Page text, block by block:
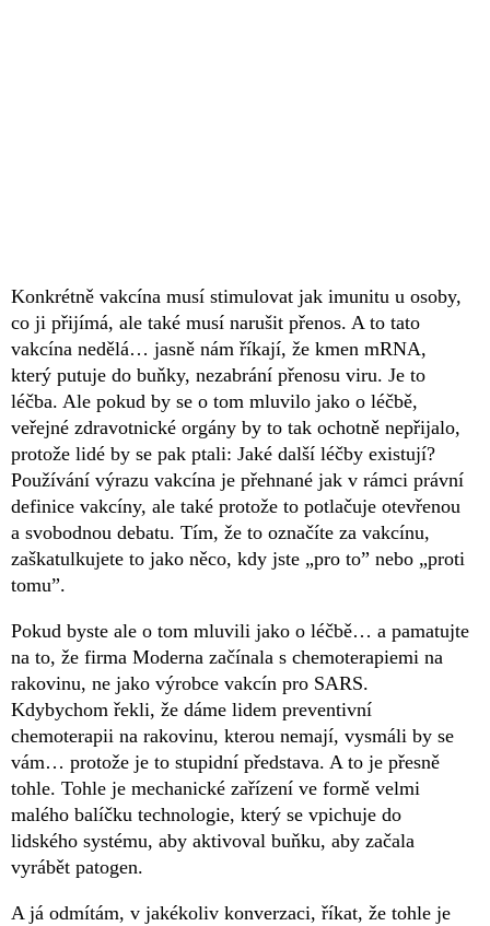
Konkrétně vakcína musí stimulovat jak imunitu u osoby,
co ji přijímá, ale také musí narušit přenos. A to tato
vakcína nedělá… jasně nám říkají, že kmen mRNA,
který putuje do buňky, nezabrání přenosu viru. Je to
léčba. Ale pokud by se o tom mluvilo jako o léčbě,
veřejné zdravotnické orgány by to tak ochotně nepřijalo,
protože lidé by se pak ptali: Jaké další léčby existují?
Používání výrazu vakcína je přehnané jak v rámci právní
definice vakcíny, ale také protože to potlačuje otevřenou
a svobodnou debatu. Tím, že to označíte za vakcínu,
zaškatulkujete to jako něco, kdy jste „pro to” nebo „proti
tomu”.
Pokud byste ale o tom mluvili jako o léčbě… a pamatujte
na to, že firma Moderna začínala s chemoterapiemi na
rakovinu, ne jako výrobce vakcín pro SARS.
Kdybychom řekli, že dáme lidem preventivní
chemoterapii na rakovinu, kterou nemají, vysmáli by se
vám… protože je to stupidní představa. A to je přesně
tohle. Tohle je mechanické zařízení ve formě velmi
malého balíčku technologie, který se vpichuje do
lidského systému, aby aktivoval buňku, aby začala
vyrábět patogen.
A já odmítám, v jakékoliv konverzaci, říkat, že tohle je